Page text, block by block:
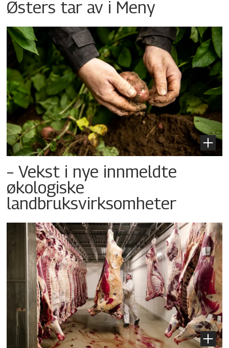
Østers tar av i Meny
– Vekst i nye innmeldte
økologiske
landbruksvirksomheter